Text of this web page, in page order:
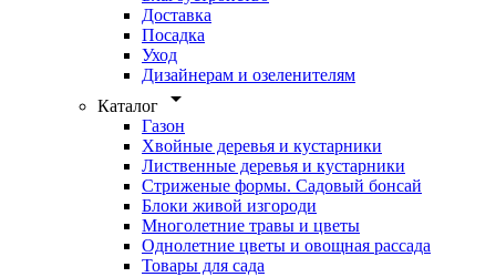
Доставка
Посадка
Уход
Дизайнерам и озеленителям
Каталог
arrow_drop_down
Газон
Хвойные деревья и кустарники
Лиственные деревья и кустарники
Стриженые формы. Садовый бонсай
Блоки живой изгороди
Многолетние травы и цветы
Однолетние цветы и овощная рассада
Товары для сада